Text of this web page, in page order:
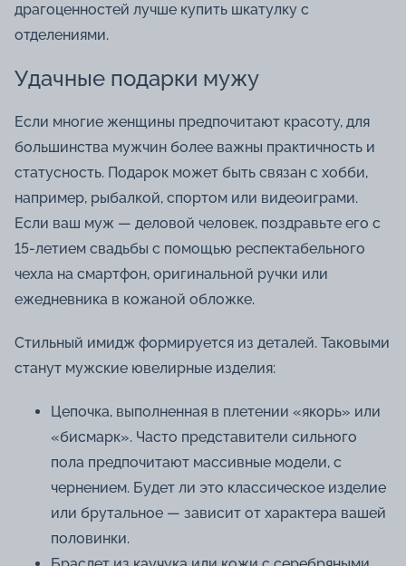
драгоценностей лучше купить шкатулку с
отделениями.
Удачные подарки мужу
Если многие женщины предпочитают красоту, для
большинства мужчин более важны практичность и
статусность. Подарок может быть связан с хобби,
например, рыбалкой, спортом или видеоиграми.
Если ваш муж — деловой человек, поздравьте его с
15-летием свадьбы с помощью респектабельного
чехла на смартфон, оригинальной ручки или
ежедневника в кожаной обложке.
Стильный имидж формируется из деталей. Таковыми
станут мужские ювелирные изделия:
Цепочка, выполненная в плетении «якорь» или
«бисмарк». Часто представители сильного
пола предпочитают массивные модели, с
чернением. Будет ли это классическое изделие
или брутальное — зависит от характера вашей
половинки.